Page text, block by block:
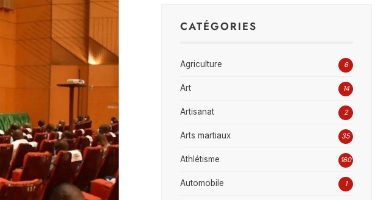
CATÉGORIES
Agriculture 6
Art 14
Artisanat 2
Arts martiaux 35
Athlétisme 160
Automobile 1